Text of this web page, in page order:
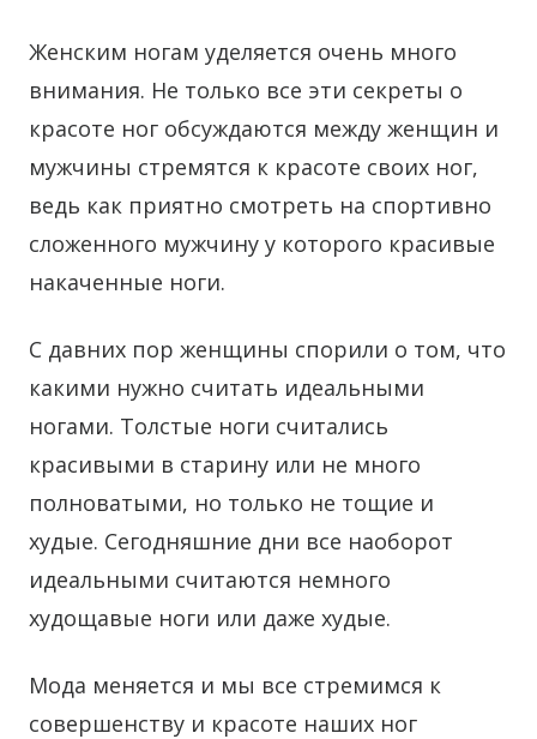
Женским ногам уделяется очень много
внимания. Не только все эти секреты о
красоте ног обсуждаются между женщин и
мужчины стремятся к красоте своих ног,
ведь как приятно смотреть на спортивно
сложенного мужчину у которого красивые
накаченные ноги.
С давних пор женщины спорили о том, что
какими нужно считать идеальными
ногами. Толстые ноги считались
красивыми в старину или не много
полноватыми, но только не тощие и
худые. Сегодняшние дни все наоборот
идеальными считаются немного
худощавые ноги или даже худые.
Мода меняется и мы все стремимся к
совершенству и красоте наших ног